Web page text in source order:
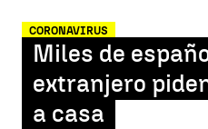
CORONAVIRUS
Miles de
extranjero
a casa